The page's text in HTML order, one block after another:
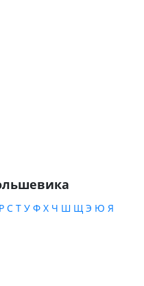
Р С Т У Ф Х Ч Ш Щ Э Ю Я